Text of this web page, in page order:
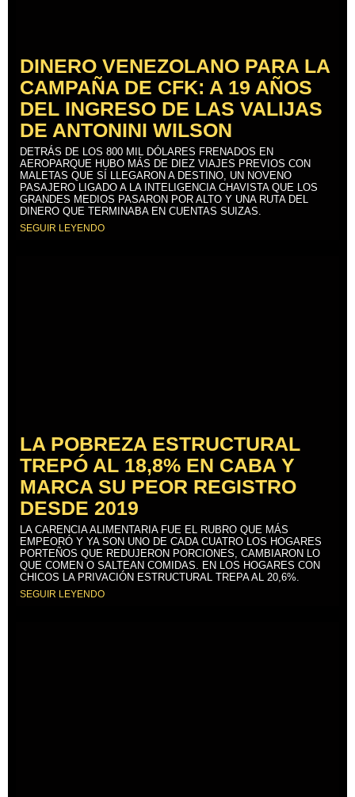
DINERO VENEZOLANO PARA LA
CAMPAÑA DE CFK: A 19 AÑOS
DEL INGRESO DE LAS VALIJAS
DE ANTONINI WILSON
DETRÁS DE LOS 800 MIL DÓLARES FRENADOS EN
AEROPARQUE HUBO MÁS DE DIEZ VIAJES PREVIOS CON
MALETAS QUE SÍ LLEGARON A DESTINO, UN NOVENO
PASAJERO LIGADO A LA INTELIGENCIA CHAVISTA QUE LOS
GRANDES MEDIOS PASARON POR ALTO Y UNA RUTA DEL
DINERO QUE TERMINABA EN CUENTAS SUIZAS.
SEGUIR LEYENDO
LA POBREZA ESTRUCTURAL
TREPÓ AL 18,8% EN CABA Y
MARCA SU PEOR REGISTRO
DESDE 2019
LA CARENCIA ALIMENTARIA FUE EL RUBRO QUE MÁS
EMPEORÓ Y YA SON UNO DE CADA CUATRO LOS HOGARES
PORTEÑOS QUE REDUJERON PORCIONES, CAMBIARON LO
QUE COMEN O SALTEAN COMIDAS. EN LOS HOGARES CON
CHICOS LA PRIVACIÓN ESTRUCTURAL TREPA AL 20,6%.
SEGUIR LEYENDO